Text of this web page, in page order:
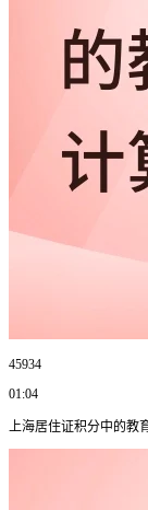
45934
01:04
上海居住证积分中的教